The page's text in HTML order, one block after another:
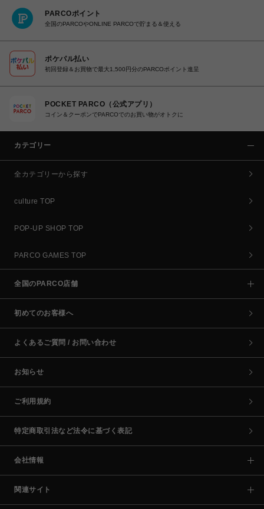
PARCOポイント
全国のPARCOやONLINE PARCOで貯まる＆使える
ポケパル払い
初回登録＆お買物で最大1,500円分のPARCOポイント進呈
POCKET PARCO（公式アプリ）
コイン＆クーポンでPARCOでのお買い物がオトクに
カテゴリー
全カテゴリーから探す
culture TOP
POP-UP SHOP TOP
PARCO GAMES TOP
全国のPARCO店舗
初めてのお客様へ
よくあるご質問 / お問い合わせ
お知らせ
ご利用規約
特定商取引法など法令に基づく表記
会社情報
関連サイト